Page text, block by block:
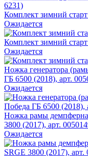
Комплект зимний
Ожидается
Комплект зимний
Ожидается
Ножка генератора
ГБ 6500 (2018), арт.
Ожидается
Ножка рамы
3800 (2017), арт.
Ожидается